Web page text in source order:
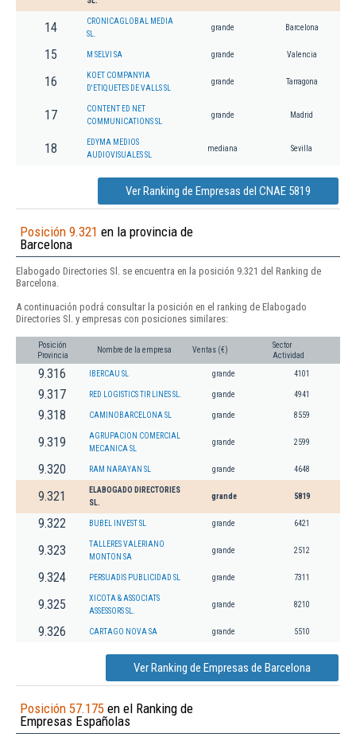
14
CRONICAGLOBAL MEDIA
SL.
grande Barcelona
15 M SELVI SA grande Valencia
16
KOET COMPANYIA
D'ETIQUETES DE VALLS SL
grande Tarragona
17
CONTENT ED NET
COMMUNICATIONS SL
grande Madrid
18
EDYMA MEDIOS
AUDIOVISUALES SL
mediana Sevilla
Ver Ranking de Empresas del CNAE 5819
Posición 9.321 en la provincia de
Barcelona
Elabogado Directories Sl. se encuentra en la posición 9.321 del Ranking de
Barcelona.
A continuación podrá consultar la posición en el ranking de Elabogado
Directories Sl. y empresas con posiciones similares:
Posición
Provincia
Nombre de la empresa Ventas (€)
Sector
Actividad
9.316 IBERCAU SL grande 4101
9.317 RED LOGISTICS TIR LINES SL. grande 4941
9.318 CAMINOBARCELONA SL grande 8559
9.319
AGRUPACION COMERCIAL
MECANICA SL
grande 2599
9.320 RAM NARAYAN SL grande 4648
9.321
ELABOGADO DIRECTORIES
SL.
grande 5819
9.322 BUBEL INVEST SL grande 6421
9.323
TALLERES VALERIANO
MONTON SA
grande 2512
9.324 PERSUADIS PUBLICIDAD SL grande 7311
9.325
XICOTA & ASSOCIATS
ASSESSORS SL.
grande 8210
9.326 CARTAGO NOVA SA grande 5510
Ver Ranking de Empresas de Barcelona
Posición 57.175 en el Ranking de
Empresas Españolas